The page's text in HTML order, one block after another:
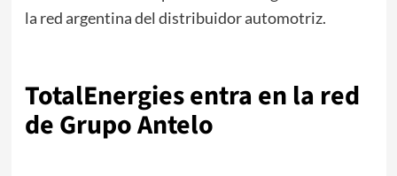
la red argentina del distribuidor automotriz.
TotalEnergies entra en la red
de Grupo Antelo